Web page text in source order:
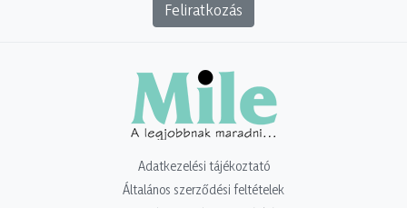
Feliratkozás
Adatkezelési tájékoztató
Általános szerződési feltételek